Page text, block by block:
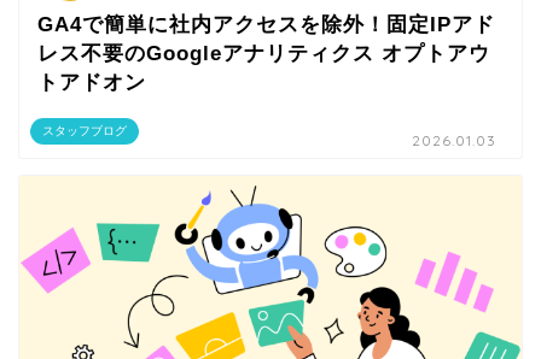
スタッフブログ
GA4で簡単に社内アクセスを除外！固定IPアド
レス不要のGoogleアナリティクス オプトアウ
トアドオン
2026.01.03